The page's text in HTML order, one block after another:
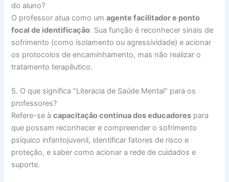
do aluno?
O professor atua como umagente facilitador e ponto
focal de identificação. Sua função é reconhecer sinais de
sofrimento (como isolamento ou agressividade) e acionar
os protocolos de encaminhamento, mas não realizar o
tratamento terapêutico.
5. O que significa “Literacia de Saúde Mental” para os
professores?
Refere-se àcapacitação contínua dos educadores para
que possam reconhecer e compreender o sofrimento
psíquico infantojuvenil, identificar fatores de risco e
proteção, e saber como acionar a rede de cuidados e
suporte.